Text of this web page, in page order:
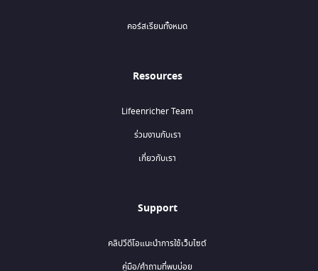
คอร์สเรียนทั้งหมด
Resources
Lifeenricher Team
ร่วมงานกับเรา
เกี่ยวกับเรา
Support
คลิปวีดีโอแนะนำการใช้เว็บไซต์
คู่มือ/คำถามที่พบบ่อย